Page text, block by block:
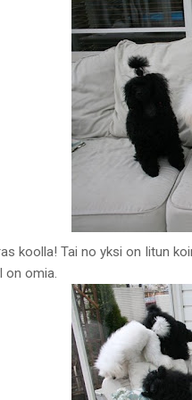
koolla! Tai no yksi on Iitun
on omia.